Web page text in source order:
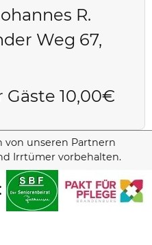
R.
Weg 67,
10,00€
von unseren Partnern
Irrtümer vorbehalten.